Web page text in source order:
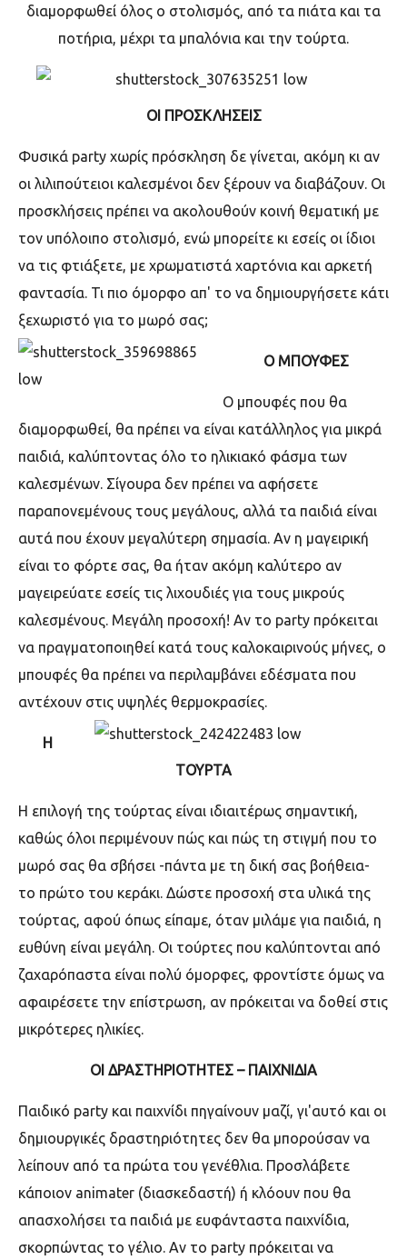
διαμορφωθεί όλος ο στολισμός, από τα πιάτα και τα
ποτήρια, μέχρι τα μπαλόνια και την τούρτα.
ΟΙ ΠΡΟΣΚΛΗΣΕΙΣ
Φυσικά party χωρίς πρόσκληση δε γίνεται, ακόμη κι αν
οι λιλιπούτειοι καλεσμένοι δεν ξέρουν να διαβάζουν. Οι
προσκλήσεις πρέπει να ακολουθούν κοινή θεματική με
τον υπόλοιπο στολισμό, ενώ μπορείτε κι εσείς οι ίδιοι
να τις φτιάξετε, με χρωματιστά χαρτόνια και αρκετή
φαντασία. Τι πιο όμορφο απ' το να δημιουργήσετε κάτι
ξεχωριστό για το μωρό σας;
Ο ΜΠΟΥΦΕΣ
Ο μπουφές που θα
διαμορφωθεί, θα πρέπει να είναι κατάλληλος για μικρά
παιδιά, καλύπτοντας όλο το ηλικιακό φάσμα των
καλεσμένων. Σίγουρα δεν πρέπει να αφήσετε
παραπονεμένους τους μεγάλους, αλλά τα παιδιά είναι
αυτά που έχουν μεγαλύτερη σημασία. Αν η μαγειρική
είναι το φόρτε σας, θα ήταν ακόμη καλύτερο αν
μαγειρεύατε εσείς τις λιχουδιές για τους μικρούς
καλεσμένους. Μεγάλη προσοχή! Αν το party πρόκειται
να πραγματοποιηθεί κατά τους καλοκαιρινούς μήνες, ο
μπουφές θα πρέπει να περιλαμβάνει εδέσματα που
αντέχουν στις υψηλές θερμοκρασίες.
Η
ΤΟΥΡΤΑ
Η επιλογή της τούρτας είναι ιδιαιτέρως σημαντική,
καθώς όλοι περιμένουν πώς και πώς τη στιγμή που το
μωρό σας θα σβήσει -πάντα με τη δική σας βοήθεια-
το πρώτο του κεράκι. Δώστε προσοχή στα υλικά της
τούρτας, αφού όπως είπαμε, όταν μιλάμε για παιδιά, η
ευθύνη είναι μεγάλη. Οι τούρτες που καλύπτονται από
ζαχαρόπαστα είναι πολύ όμορφες, φροντίστε όμως να
αφαιρέσετε την επίστρωση, αν πρόκειται να δοθεί στις
μικρότερες ηλικίες.
ΟΙ ΔΡΑΣΤΗΡΙΟΤΗΤΕΣ – ΠΑΙΧΝΙΔΙΑ
Παιδικό party και παιχνίδι πηγαίνουν μαζί, γι'αυτό και οι
δημιουργικές δραστηριότητες δεν θα μπορούσαν να
λείπουν από τα πρώτα του γενέθλια. Προσλάβετε
κάποιον animater (διασκεδαστή) ή κλόουν που θα
απασχολήσει τα παιδιά με ευφάνταστα παιχνίδια,
σκορπώντας το γέλιο. Αν το party πρόκειται να